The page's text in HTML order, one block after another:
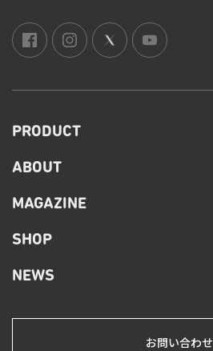
PRODUCT
ABOUT
MAGAZINE
SHOP
NEWS
お問い合わせ